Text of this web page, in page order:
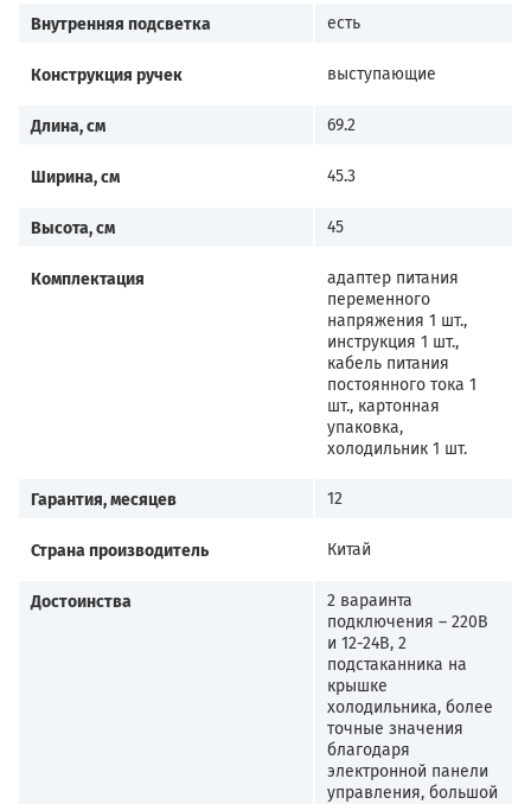
Внутренняя подсветка есть
Конструкция ручек выступающие
Длина, см 69.2
Ширина, см 45.3
Высота, см 45
Комплектация
адаптер питания
переменного
напряжения 1 шт.,
инструкция 1 шт.,
кабель питания
постоянного тока 1
шт., картонная
упаковка,
холодильник 1 шт.
Гарантия, месяцев 12
Страна производитель Китай
Достоинства
2 вараинта
подключения – 220В
и 12-24В, 2
подстаканника на
крышке
холодильника, более
точные значения
благодаря
электронной панели
управления, большой